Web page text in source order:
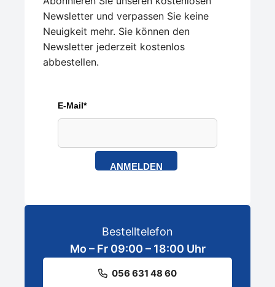
Newsletter und verpassen Sie keine
Neuigkeit mehr. Sie können den
Newsletter jederzeit kostenlos
abbestellen.
E-Mail*
ANMELDEN
Bestelltelefon
Mo – Fr 09:00 – 18:00 Uhr
056 631 48 60